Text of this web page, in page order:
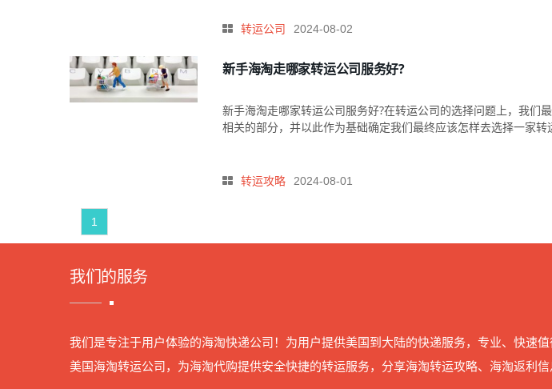
转运公司 2024-08-02
新手海淘走哪家转运公司服务好?
新手海淘走哪家转运公司服务好?​在转运公司的选择问题上，我们
相关的部分，并以此作为基础确定我们最终应该怎样去选择一家转
转运攻略 2024-08-01
1
我们的服务
我们是专注于用户体验的海淘快递公司！为用户提供美国到大陆的快递服务，专业、快速
美国海淘转运公司，为海淘代购提供安全快捷的转运服务，分享海淘转运攻略、海淘返利信